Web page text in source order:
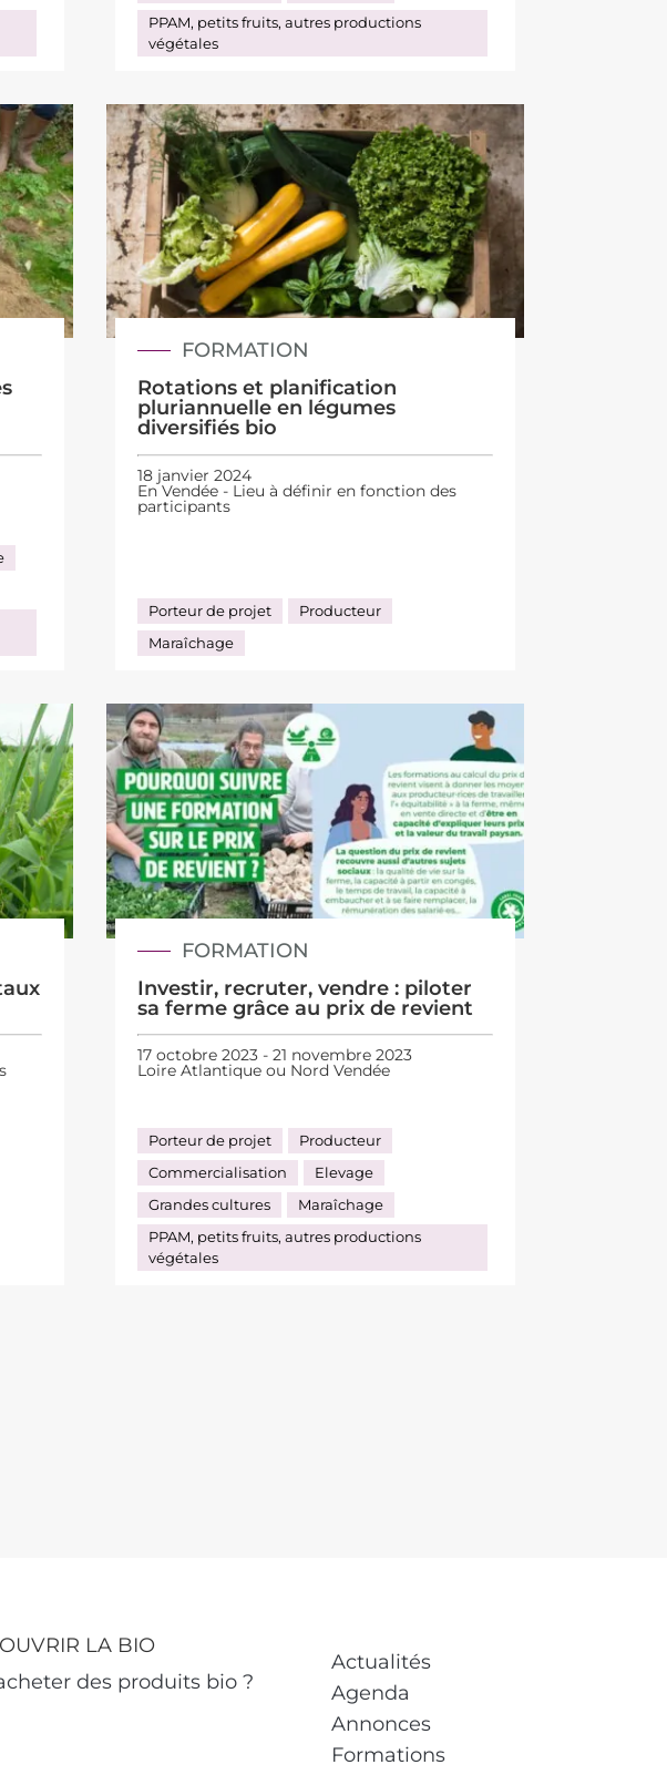
PPAM, petits fruits, autres productions
végétales
FORMATION
Rotations et planification
pluriannuelle en légumes
diversifiés bio
18 janvier 2024
En Vendée - Lieu à définir en fonction des
participants
Porteur de projet
Producteur
Maraîchage
FORMATION
Investir, recruter, vendre : piloter
sa ferme grâce au prix de revient
17 octobre 2023 - 21 novembre 2023
Loire Atlantique ou Nord Vendée
Porteur de projet
Producteur
Commercialisation
Elevage
Grandes cultures
Maraîchage
PPAM, petits fruits, autres productions
végétales
LA BIO
des produits bio ?
Actualités
Agenda
Annonces
Formations